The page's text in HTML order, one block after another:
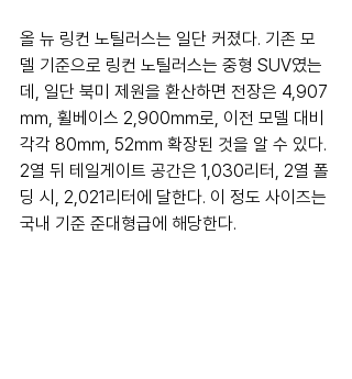
올 뉴 링컨 노틸러스는 일단 커졌다. 기존 모
델 기준으로 링컨 노틸러스는 중형 SUV였는
데, 일단 북미 제원을 환산하면 전장은 4,907
㎜, 휠베이스 2,900㎜로, 이전 모델 대비
각각 80㎜, 52㎜ 확장된 것을 알 수 있다.
2열 뒤 테일게이트 공간은 1,030리터, 2열 폴
딩 시, 2,021리터에 달한다. 이 정도 사이즈는
국내 기준 준대형급에 해당한다.